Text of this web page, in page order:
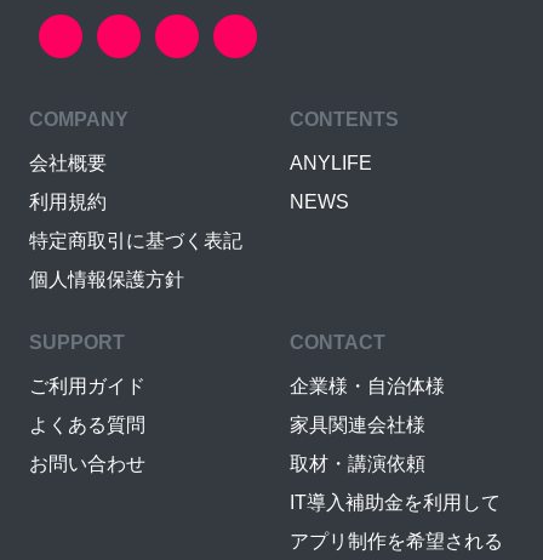
COMPANY
会社概要
利用規約
特定商取引に基づく表記
個人情報保護方針
CONTENTS
ANYLIFE
NEWS
SUPPORT
ご利用ガイド
よくある質問
お問い合わせ
CONTACT
企業様・自治体様
家具関連会社様
取材・講演依頼
IT導入補助金を利用して
アプリ制作を希望される